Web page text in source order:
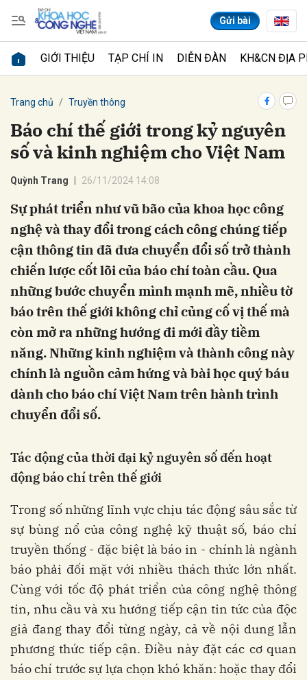
Gửi bài
GIỚI THIỆU TẠP CHÍ IN DIỄN ĐÀN KH&CN ĐỊA
Trang chủ Truyền thông
Báo chí thế giới trong kỷ nguyên
số và kinh nghiệm cho Việt Nam
Quỳnh Trang 26/11/2024 14:08
Sự phát triển như vũ bão của khoa học công
nghệ và thay đổi trong cách công chúng tiếp
cận thông tin đã đưa chuyển đổi số trở thành
chiến lược cốt lõi của báo chí toàn cầu. Qua
những bước chuyển mình mạnh mẽ, nhiều tờ
báo trên thế giới không chỉ củng cố vị thế mà
còn mở ra những hướng đi mới đầy tiềm
năng. Những kinh nghiệm và thành công này
chính là nguồn cảm hứng và bài học quý báu
dành cho báo chí Việt Nam trên hành trình
chuyển đổi số.
Tác động của thời đại kỷ nguyên số đến hoạt
động báo chí trên thế giới
Trong số những lĩnh vực chịu tác động sâu sắc từ
sự bùng nổ của công nghệ kỹ thuật số, báo chí
truyền thống - đặc biệt là báo in - chính là ngành
báo phải đối mặt với nhiều thách thức lớn nhất.
Cùng với tốc độ phát triển của công nghệ thông
tin, nhu cầu và xu hướng tiếp cận tin tức của độc
giả đang thay đổi từng ngày, cả về nội dung lẫn
phương thức tiếp cận. Điều này đặt các cơ quan
báo chí trước sự lựa chọn khó khăn: hoặc thay đổi
Gửi bình luận
Hủy Gửi